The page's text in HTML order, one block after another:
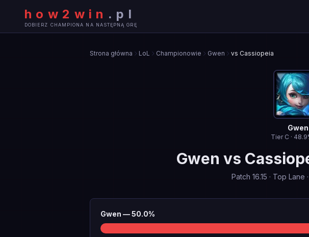
how2win . pl
DOBIERZ CHAMPIONA NA NASTĘPNĄ GRĘ
Strona główna LoL Championowie Gwen vs Cassiopeia
Gwen
Tier C · 48.9
Gwen vs
Patch 16.15 · Top Lane
Gwen —50.0%